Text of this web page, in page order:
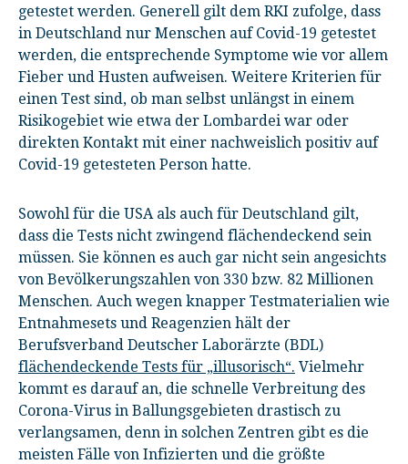
getestet werden. Generell gilt dem RKI zufolge, dass
in Deutschland nur Menschen auf Covid-19 getestet
werden, die entsprechende Symptome wie vor allem
Fieber und Husten aufweisen. Weitere Kriterien für
einen Test sind, ob man selbst unlängst in einem
Risikogebiet wie etwa der Lombardei war oder
direkten Kontakt mit einer nachweislich positiv auf
Covid-19 getesteten Person hatte.
Sowohl für die USA als auch für Deutschland gilt,
dass die Tests nicht zwingend flächendeckend sein
müssen. Sie können es auch gar nicht sein angesichts
von Bevölkerungszahlen von 330 bzw. 82 Millionen
Menschen. Auch wegen knapper Testmaterialien wie
Entnahmesets und Reagenzien hält der
Berufsverband Deutscher Laborärzte (BDL)
flächendeckende Tests für „illusorisch“. Vielmehr
kommt es darauf an, die schnelle Verbreitung des
Corona-Virus in Ballungsgebieten drastisch zu
verlangsamen, denn in solchen Zentren gibt es die
meisten Fälle von Infizierten und die größte